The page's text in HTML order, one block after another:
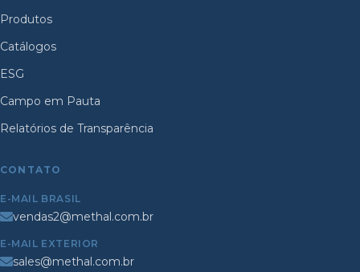
Produtos
Catálogos
ESG
Campo em Pauta
Relatórios de Transparência
CONTATO
E-MAIL BRASIL
vendas2@methal.com.br
E-MAIL EXTERIOR
sales@methal.com.br